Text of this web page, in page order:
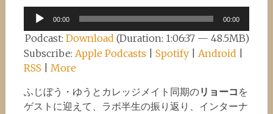
Audio
Player
00:00 00:00
Podcast:Download (Duration: 1:06:37 — 48.5MB)
Subscribe: Apple Podcasts Spotify| Android
RSS
More
ふじぼう・ゆうとカレッジメイト同期のリョーコ を
ゲストに迎えて、ラボ半生の振り返り、インターナ